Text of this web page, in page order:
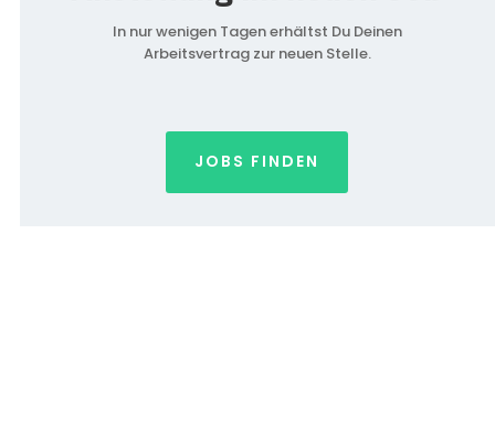
In nur wenigen Tagen erhältst Du Deinen
Arbeitsvertrag zur neuen Stelle.
JOBS FINDEN